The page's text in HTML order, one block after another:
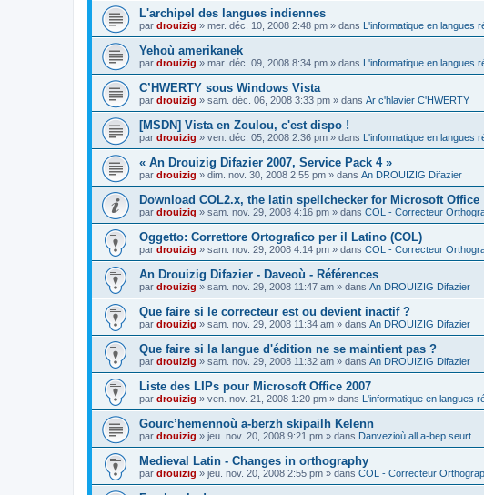
L'archipel des langues indiennes
par drouizig » mer. déc. 10, 2008 2:48 pm » dans L'informatique en langues
Yehoù amerikanek
par drouizig » mar. déc. 09, 2008 8:34 pm » dans L'informatique en langues
C’HWERTY sous Windows Vista
par drouizig » sam. déc. 06, 2008 3:33 pm » dans Ar c'hlavier C'HWERTY
[MSDN] Vista en Zoulou, c'est dispo !
par drouizig » ven. déc. 05, 2008 2:36 pm » dans L'informatique en langues
« An Drouizig Difazier 2007, Service Pack 4 »
par drouizig » dim. nov. 30, 2008 2:55 pm » dans An DROUIZIG Difazier
Download COL2.x, the latin spellchecker for Microsoft Office
par drouizig » sam. nov. 29, 2008 4:16 pm » dans COL - Correcteur
Oggetto: Correttore Ortografico per il Latino (COL)
par drouizig » sam. nov. 29, 2008 4:14 pm » dans COL - Correcteur
An Drouizig Difazier - Daveoù - Références
par drouizig » sam. nov. 29, 2008 11:47 am » dans An DROUIZIG Difazier
Que faire si le correcteur est ou devient inactif ?
par drouizig » sam. nov. 29, 2008 11:34 am » dans An DROUIZIG Difazier
Que faire si la langue d'édition ne se maintient pas ?
par drouizig » sam. nov. 29, 2008 11:32 am » dans An DROUIZIG Difazier
Liste des LIPs pour Microsoft Office 2007
par drouizig » ven. nov. 21, 2008 1:20 pm » dans L'informatique en langues
Gourc’hemennoù a-berzh skipailh Kelenn
par drouizig » jeu. nov. 20, 2008 9:21 pm » dans Danvezioù all a-bep seurt
Medieval Latin - Changes in orthography
par drouizig » jeu. nov. 20, 2008 2:55 pm » dans COL - Correcteur